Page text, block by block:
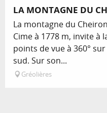
LA MONTAGNE DU
La montagne du
Cime à 1778 m, invite à
points de vue à 360°
sud. Sur son...
Gréolières